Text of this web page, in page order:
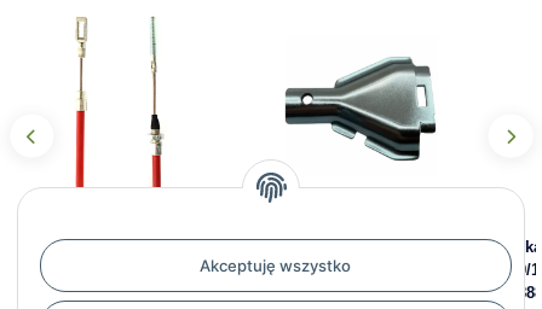
Akceptuję wszystko
Linka hamulcowa 889/1145
mm do AL-KO z oczkiem,
20888004
linki hamulcowej do AL-KO,
371387